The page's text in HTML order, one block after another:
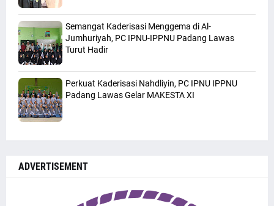
Semangat Kaderisasi Menggema di Al-
Jumhuriyah, PC IPNU-IPPNU Padang Lawas
Turut Hadir
Perkuat Kaderisasi Nahdliyin, PC IPNU IPPNU
Padang Lawas Gelar MAKESTA XI
ADVERTISEMENT